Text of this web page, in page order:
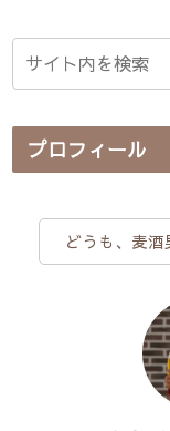
プロフィール
どうも、麦酒